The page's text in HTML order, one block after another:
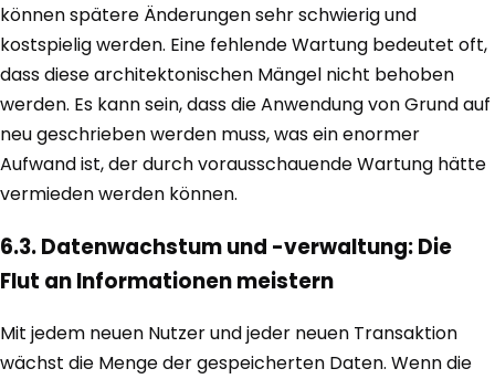
können spätere Änderungen sehr schwierig und
kostspielig werden. Eine fehlende Wartung bedeutet oft,
dass diese architektonischen Mängel nicht behoben
werden. Es kann sein, dass die Anwendung von Grund auf
neu geschrieben werden muss, was ein enormer
Aufwand ist, der durch vorausschauende Wartung hätte
vermieden werden können.
6.3. Datenwachstum und -verwaltung: Die
Flut an Informationen meistern
Mit jedem neuen Nutzer und jeder neuen Transaktion
wächst die Menge der gespeicherten Daten. Wenn die